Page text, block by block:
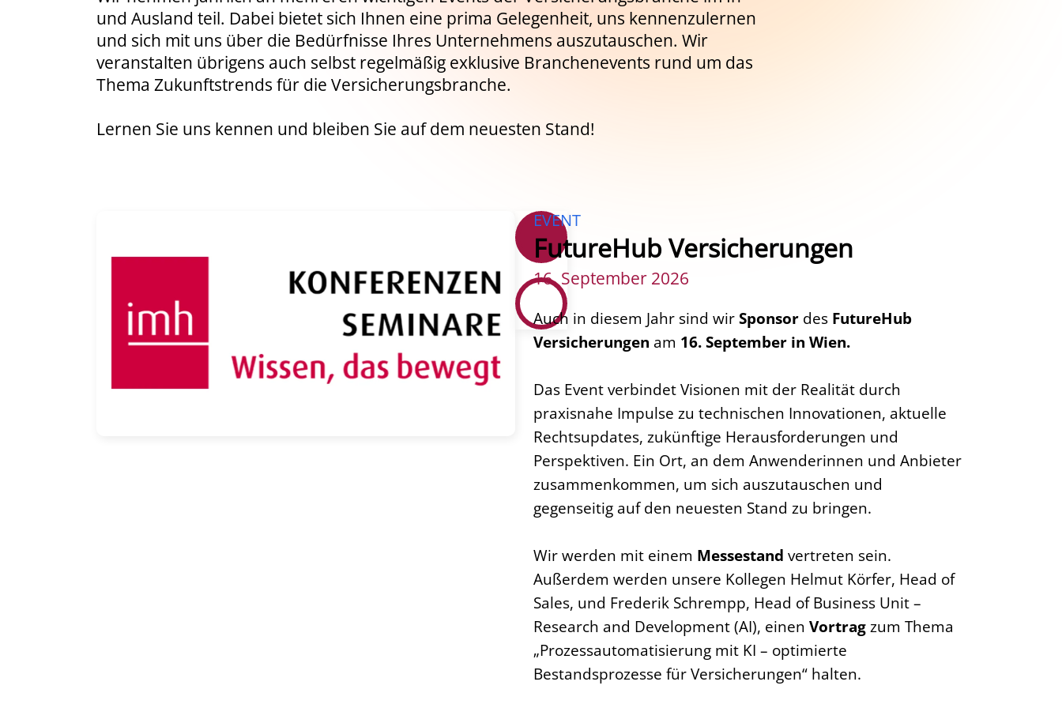
und Ausland teil. Dabei bietet sich Ihnen eine prima Gelegenheit, uns kennenzulernen
und sich mit uns über die Bedürfnisse Ihres Unternehmens auszutauschen. Wir
veranstalten übrigens auch selbst regelmäßig exklusive Branchenevents rund um das
Thema Zukunftstrends für die Versicherungsbranche.
Lernen Sie uns kennen und bleiben Sie auf dem neuesten Stand!
EVENT
FutureHub Versicherungen
16. September 2026
Auch in diesem Jahr sind wirSponsordes FutureHub
Versicherungen am 16. September in Wien.
Das Event verbindet Visionen mit der Realität durch
praxisnahe Impulse zu technischen Innovationen, aktuelle
Rechtsupdates, zukünftige Herausforderungen und
Perspektiven. Ein Ort, an dem Anwenderinnen und Anbieter
zusammenkommen, um sich auszutauschen und
gegenseitig auf den neuesten Stand zu bringen.
Wir werden mit einem Messestand vertreten sein.
Außerdem werden unsere Kollegen Helmut Körfer, Head of
Sales, und Frederik Schrempp, Head of Business Unit –
Research and Development (AI), einen Vortragzum Thema
„Prozessautomatisierung mit KI – optimierte
Bestandsprozesse für Versicherungen“ halten.